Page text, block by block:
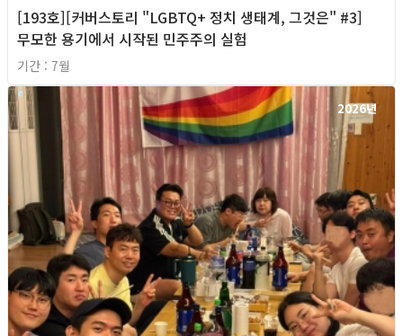
[193호][커버스토리 "LGBTQ+ 정치 생태계, 그것은" #3]
무모한 용기에서 시작된 민주주의 실험
기간 : 7월
2026년